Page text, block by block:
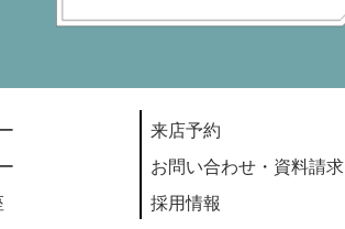
来店予約
お問い合わせ・資料請求
採用情報